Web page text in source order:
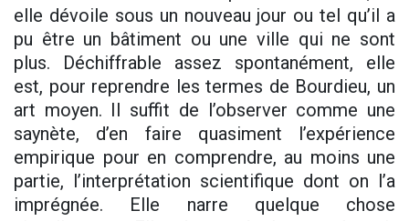
elle dévoile sous un nouveau jour ou tel qu’il a
pu être un bâtiment ou une ville qui ne sont
plus. Déchiffrable assez spontanément, elle
est, pour reprendre les termes de Bourdieu, un
art moyen. Il suffit de l’observer comme une
saynète, d’en faire quasiment l’expérience
empirique pour en comprendre, au moins une
partie, l’interprétation scientifique dont on l’a
imprégnée. Elle narre quelque chose